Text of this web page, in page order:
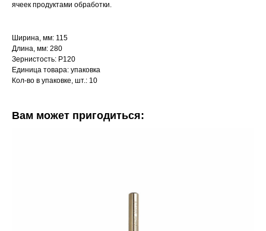
ячеек продуктами обработки.
Ширина, мм: 115
Длина, мм: 280
Зернистость: Р120
Единица товара: упаковка
Кол-во в упаковке, шт.: 10
Вам может пригодиться: